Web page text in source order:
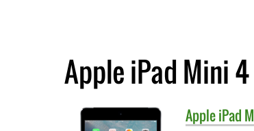
Apple iPad Mini
AppleiPad